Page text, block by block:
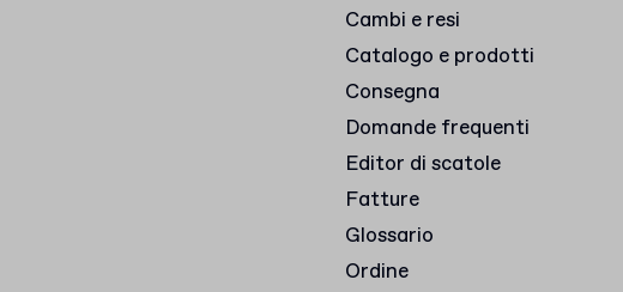
Cambi e resi
Catalogo e prodotti
Consegna
Domande frequenti
Editor di scatole
Fatture
Glossario
Ordine